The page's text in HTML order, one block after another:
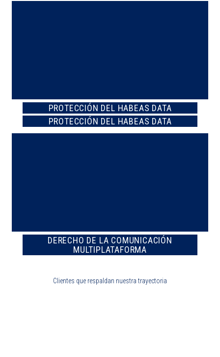
PROTECCIÓN DEL HABEAS DATA
PROTECCIÓN DEL HABEAS DATA
DERECHO DE LA COMUNICACIÓN
MULTIPLATAFORMA
Clientes que respaldan nuestra trayectoria